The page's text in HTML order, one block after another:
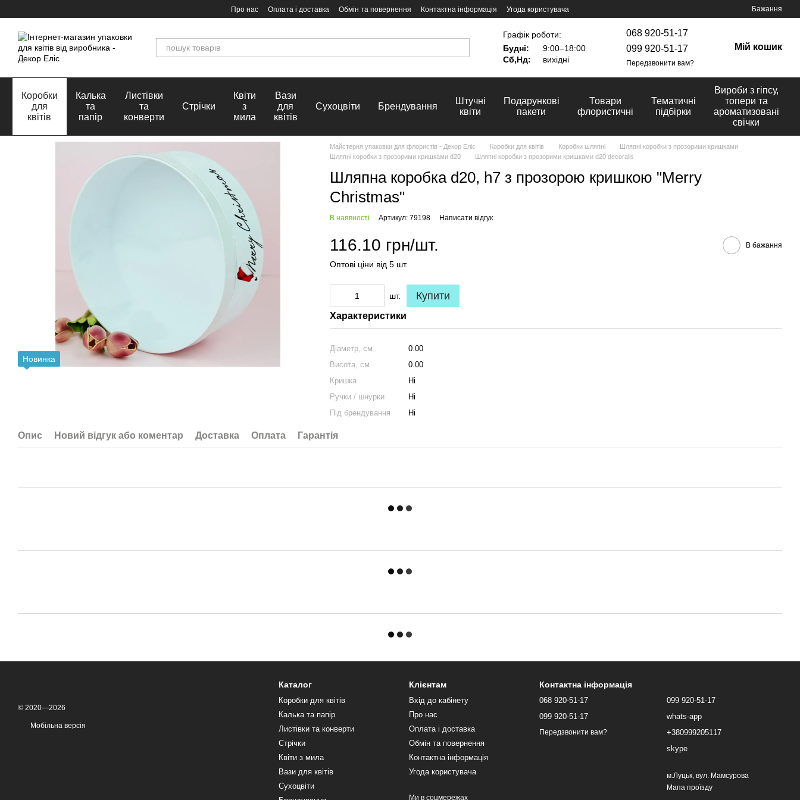
Про нас Оплата і доставка Обмін та повернення Контактна інформація Угода користувача Бажання
Графік роботи:
Будні:
9:00–18:00
Сб,Нд:
вихідні
068 920-51-17
099 920-51-17
Передзвонити вам?
Мій кошик
Коробки
для
квітів
Калька
та
папір
Листівки
та
конверти
Стрічки
Квіти
з
мила
Вази
для
квітів
Сухоцвіти Брендування
Штучні
квіти
Подарункові
пакети
Товари
флористичні
Тематичні
підбірки
Вироби з гіпсу,
топери та
ароматизовані
свічки
Новинка
Майстерня упаковки для флористів - Декор Еліс Коробки для квітів Коробки шляпні
Шляпні коробки з прозорими кришками
Шляпні коробки з прозорими кришками d20
Шляпні коробки з прозорими кришками d20 decoralis
Шляпна коробка d20, h7 з прозорою кришкою "Merry
Christmas"
В наявності Артикул: 79198 Написати відгук
116.10 грн/шт. В бажання
Оптові ціни від 5 шт.
шт. Купити
Характеристики
Діаметр, см
0.00
Висота, см
0.00
Кришка
Ні
Ручки / шнурки
Ні
Під брендування
Ні
Опис Новий відгук або коментар Доставка Оплата Гарантія
© 2020—2026
Мобільна версія
Каталог
Коробки для квітів
Калька та папір
Листівки та конверти
Стрічки
Квіти з мила
Вази для квітів
Сухоцвіти
Клієнтам
Вхід до кабінету
Про нас
Оплата і доставка
Обмін та повернення
Контактна інформація
Угода користувача
Ми в соцмережах
Контактна інформація
068 920-51-17
099 920-51-17
Передзвонити вам?
099 920-51-17
whats-app
+380999205117
skype
м.Луцьк, вул. Мамсурова
Мапа проїзду